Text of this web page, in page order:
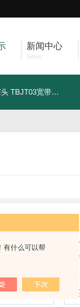
有什么可以帮
新闻中心
News
TBJT03宽带注入变压器
320频率范围高达
果。同时可选耦合板
新时间